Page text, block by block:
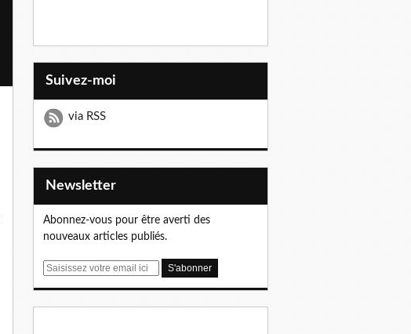
Suivez-moi
via RSS
Newsletter
Abonnez-vous pour être averti des
nouveaux articles publiés.
E